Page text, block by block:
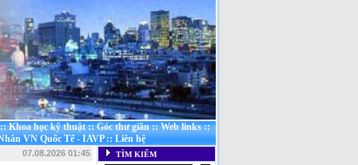
Khoa học kỹ thuật::Góc thư giãn::Web links::
VN Quốc Tế - IAVP::Liên hệ
07.08.2026 01:45 TÌM KIẾM